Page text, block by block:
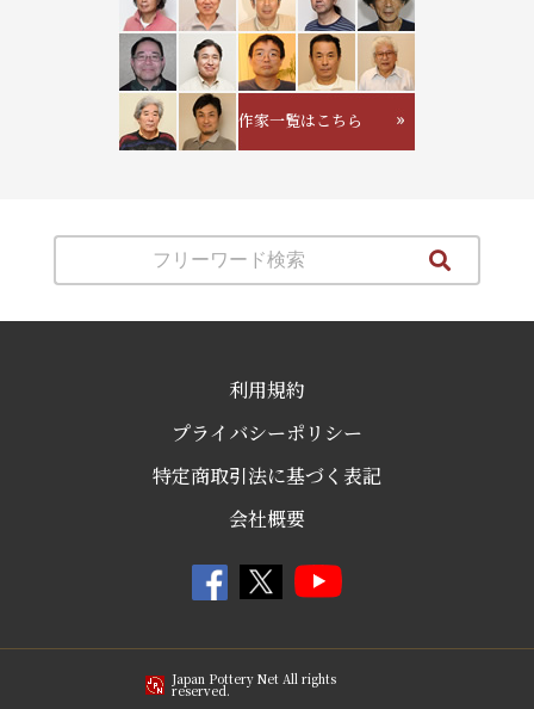
作家一覧はこちら
利用規約
プライバシーポリシー
特定商取引法に基づく表記
会社概要
Japan Pottery Net All rights
reserved.